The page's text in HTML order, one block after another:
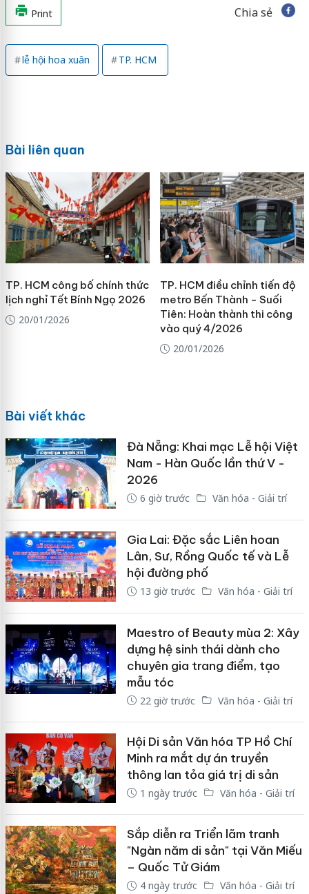
Print Chia sẻ
lễ hội hoa xuân TP. HCM
Bài liên quan
TP. HCM công bố chính thức
lịch nghỉ Tết Bính Ngọ 2026
20/01/2026
TP. HCM điều chỉnh tiến độ
metro Bến Thành - Suối
Tiên: Hoàn thành thi công
vào quý 4/2026
20/01/2026
Bài viết khác
Đà Nẵng: Khai mạc Lễ hội Việt
Nam - Hàn Quốc lần thứ V -
2026
6 giờ trước Văn hóa - Giải trí
Gia Lai: Đặc sắc Liên hoan
Lân, Sư, Rồng Quốc tế và Lễ
hội đường phố
13 giờ trước Văn hóa - Giải trí
Maestro of Beauty mùa 2: Xây
dựng hệ sinh thái dành cho
chuyên gia trang điểm, tạo
mẫu tóc
22 giờ trước Văn hóa - Giải trí
Hội Di sản Văn hóa TP Hồ Chí
Minh ra mắt dự án truyền
thông lan tỏa giá trị di sản
1 ngày trước Văn hóa - Giải trí
Sắp diễn ra Triển lãm tranh
"Ngàn năm di sản" tại Văn Miếu
– Quốc Tử Giám
4 ngày trước Văn hóa - Giải trí